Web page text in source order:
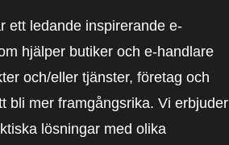
ett ledande inspirerande e-
hjälper butiker och e-handlare
och/eller tjänster, företag och
bli mer framgångsrika. Vi erbjuder
lösningar med olika